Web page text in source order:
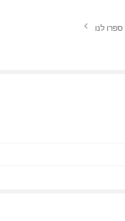
לנו